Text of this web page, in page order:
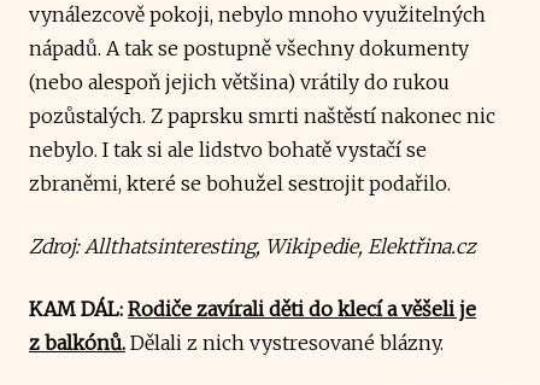
vynálezcově pokoji, nebylo mnoho využitelných
nápadů. A tak se postupně všechny dokumenty
(nebo alespoň jejich většina) vrátily do rukou
pozůstalých. Z paprsku smrti naštěstí nakonec nic
nebylo. I tak si ale lidstvo bohatě vystačí se
zbraněmi, které se bohužel sestrojit podařilo.
Zdroj: Allthatsinteresting, Wikipedie, Elektřina.cz
KAM DÁL: Rodiče zavírali děti do klecí a věšeli je
z balkónů. Dělali z nich vystresované blázny.